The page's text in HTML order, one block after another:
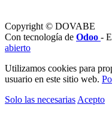
Copyright © DOVABE
Con tecnología de Odoo -
abierto
Utilizamos cookies para
usuario en este sitio web.
Solo las necesarias Acepto